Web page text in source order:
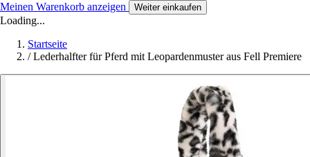
Meinen Warenkorb anzeigen Weiter einkaufen
Loading...
Startseite
/ Lederhalfter für Pferd mit Leopardenmuster aus Fell Premiere